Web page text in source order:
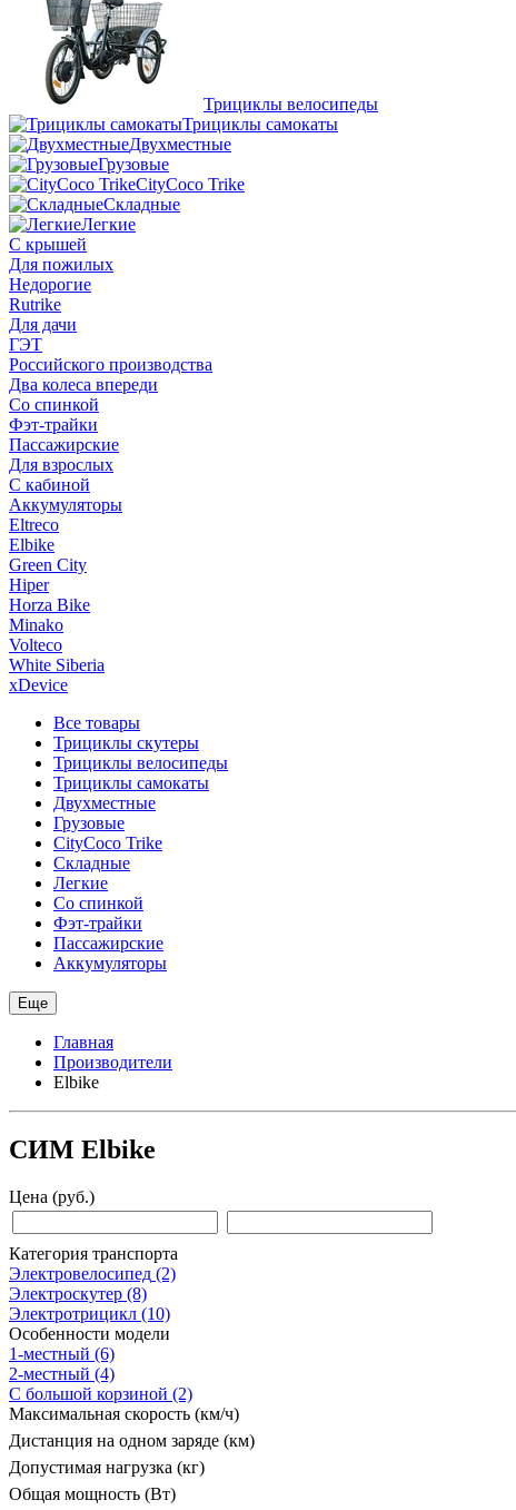
Трициклы велосипеды
Трициклы самокаты
Двухместные
Грузовые
CityCoco Trike
Складные
Легкие
С крышей
Для пожилых
Недорогие
Rutrike
Для дачи
ГЭТ
Российского производства
Два колеса впереди
Со спинкой
Фэт-трайки
Пассажирские
Для взрослых
С кабиной
Аккумуляторы
Eltreco
Elbike
Green City
Hiper
Horza Bike
Minako
Volteco
White Siberia
xDevice
Все товары
Трициклы скутеры
Трициклы велосипеды
Трициклы самокаты
Двухместные
Грузовые
CityCoco Trike
Складные
Легкие
Со спинкой
Фэт-трайки
Пассажирские
Аккумуляторы
Еще
Главная
Производители
Elbike
СИМ Elbike
Цена (руб.)
Категория транспорта
Электровелосипед (2)
Электроскутер (8)
Электротрицикл (10)
Особенности модели
1-местный (6)
2-местный (4)
С большой корзиной (2)
Максимальная скорость (км/ч)
Дистанция на одном заряде (км)
Допустимая нагрузка (кг)
Общая мощность (Вт)